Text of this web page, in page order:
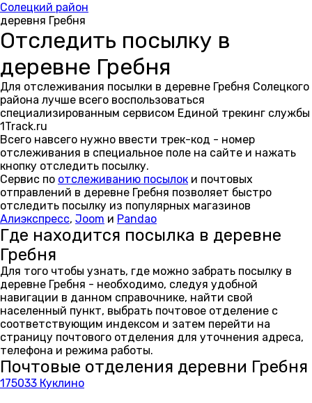
Солецкий район
деревня Гребня
Отследить посылку в
деревне Гребня
Для отслеживания посылки в деревне Гребня Солецкого
района лучше всего воспользоваться
специализированным сервисом Единой трекинг службы
1Track.ru
Всего навсего нужно ввести трек-код - номер
отслеживания в специальное поле на сайте и нажать
кнопку отследить посылку.
Сервис по отслеживанию посылок и почтовых
отправлений в деревне Гребня позволяет быстро
отследить посылку из популярных магазинов
Алиэкспресс, Joom и Pandao
Где находится посылка в деревне
Гребня
Для того чтобы узнать, где можно забрать посылку в
деревне Гребня - необходимо, следуя удобной
навигации в данном справочнике, найти свой
населенный пункт, выбрать почтовое отделение с
соответствующим индексом и затем перейти на
страницу почтового отделения для уточнения адреса,
телефона и режима работы.
Почтовые отделения деревни Гребня
175033 Куклино